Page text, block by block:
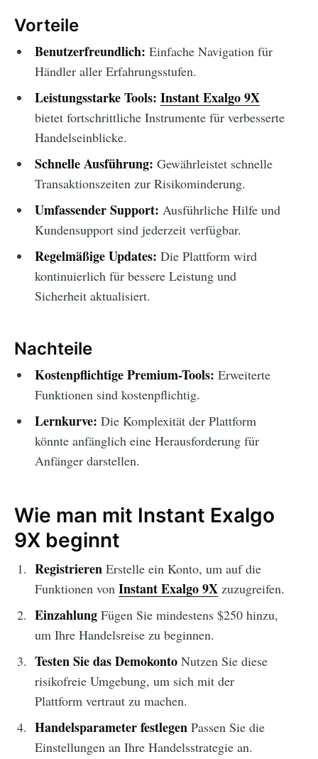
Vorteile
Benutzerfreundlich: Einfache Navigation für
Händler aller Erfahrungsstufen.
Leistungsstarke Tools: Instant Exalgo 9X
bietet fortschrittliche Instrumente für verbesserte
Handelseinblicke.
Schnelle Ausführung: Gewährleistet schnelle
Transaktionszeiten zur Risikominderung.
Umfassender Support: Ausführliche Hilfe und
Kundensupport sind jederzeit verfügbar.
Regelmäßige Updates: Die Plattform wird
kontinuierlich für bessere Leistung und
Sicherheit aktualisiert.
Nachteile
Kostenpflichtige Premium-Tools: Erweiterte
Funktionen sind kostenpflichtig.
Lernkurve: Die Komplexität der Plattform
könnte anfänglich eine Herausforderung für
Anfänger darstellen.
Wie man mit Instant Exalgo
9X beginnt
RegistrierenErstelle ein Konto, um auf die
Funktionen von Instant Exalgo 9Xzuzugreifen.
EinzahlungFügen Sie mindestens $250 hinzu,
um Ihre Handelsreise zu beginnen.
Testen Sie das DemokontoNutzen Sie diese
risikofreie Umgebung, um sich mit der
Plattform vertraut zu machen.
Handelsparameter festlegenPassen Sie die
Einstellungen an Ihre Handelsstrategie an.